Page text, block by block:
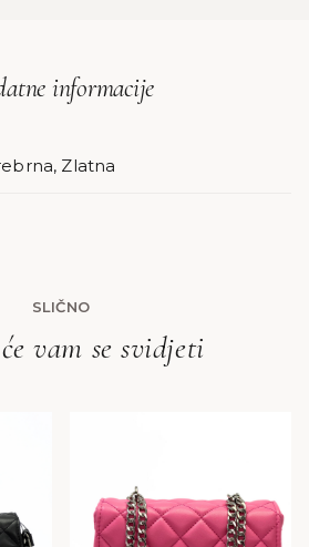
informacije
Zlatna
SLIČNO
vam se svidjeti